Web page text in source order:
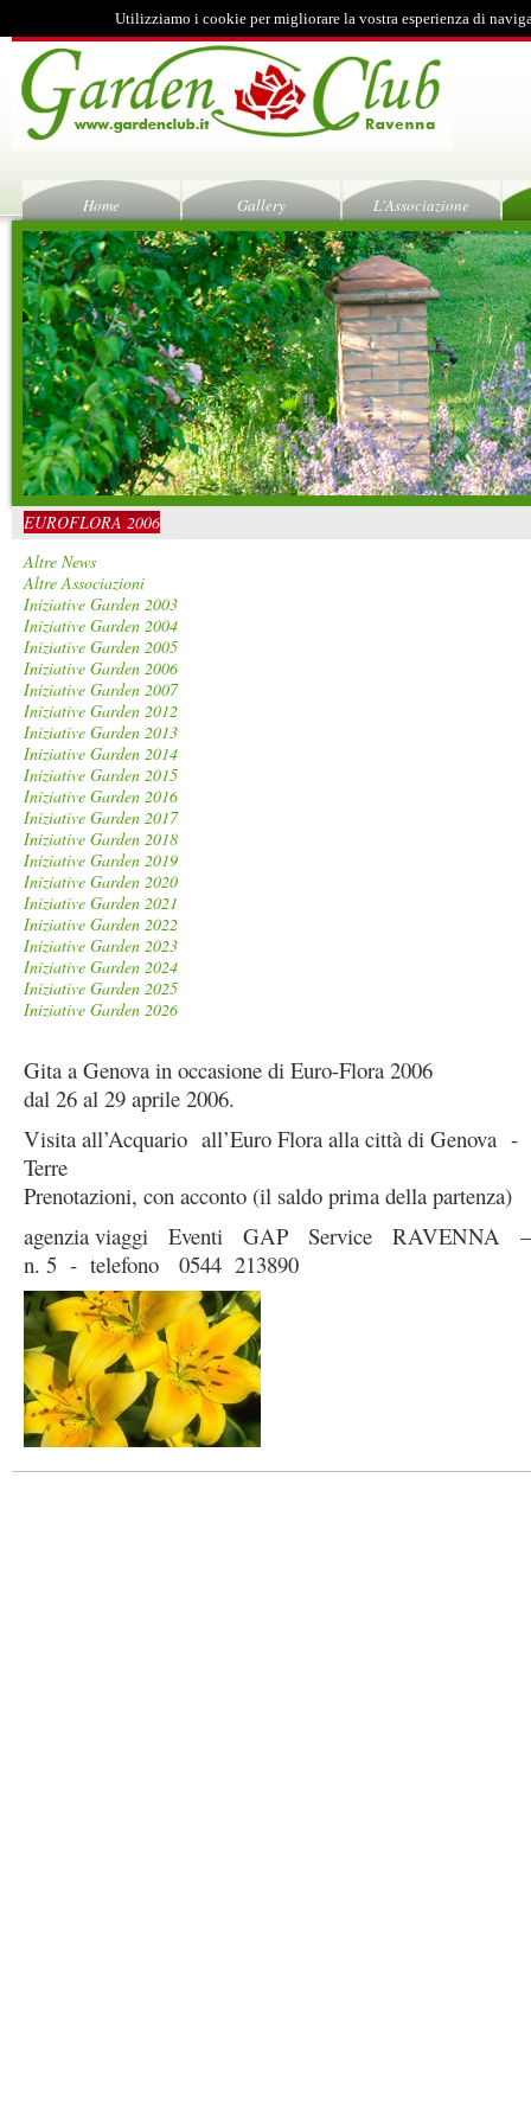
Utilizziamo i cookie per migliorare la vostra esperienza di
Home Gallery L'Associazione
EUROFLORA 2006
Altre News
Altre Associazioni
Iniziative Garden 2003
Iniziative Garden 2004
Iniziative Garden 2005
Iniziative Garden 2006
Iniziative Garden 2007
Iniziative Garden 2012
Iniziative Garden 2013
Iniziative Garden 2014
Iniziative Garden 2015
Iniziative Garden 2016
Iniziative Garden 2017
Iniziative Garden 2018
Iniziative Garden 2019
Iniziative Garden 2020
Iniziative Garden 2021
Iniziative Garden 2022
Iniziative Garden 2023
Iniziative Garden 2024
Iniziative Garden 2025
Iniziative Garden 2026
Gita a Genova in occasione di Euro-Flora 2006
dal 26 al 29 aprile 2006.
Visita all’Acquario all’Euro Flora alla città di Genova -
Terre
Prenotazioni, con acconto (il saldo prima della partenza)
agenzia viaggi Eventi GAP Service RAVENNA –
n. 5 - telefono 0544 213890